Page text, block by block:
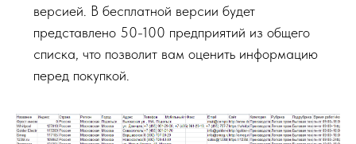
версией. В бесплатной версии будет
представлено 50-100 предприятий из общего
списка, что позволит вам оценить информацию
перед покупкой.